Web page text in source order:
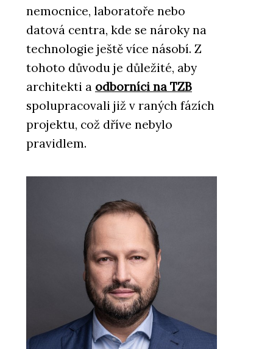
nemocnice, laboratoře nebo
datová centra, kde se nároky na
technologie ještě více násobí. Z
tohoto důvodu je důležité, aby
architekti a odborníci na TZB
spolupracovali již v raných fázích
projektu, což dříve nebylo
pravidlem.